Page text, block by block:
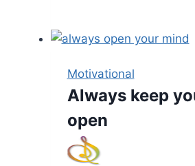
Motivational
Always keep
open